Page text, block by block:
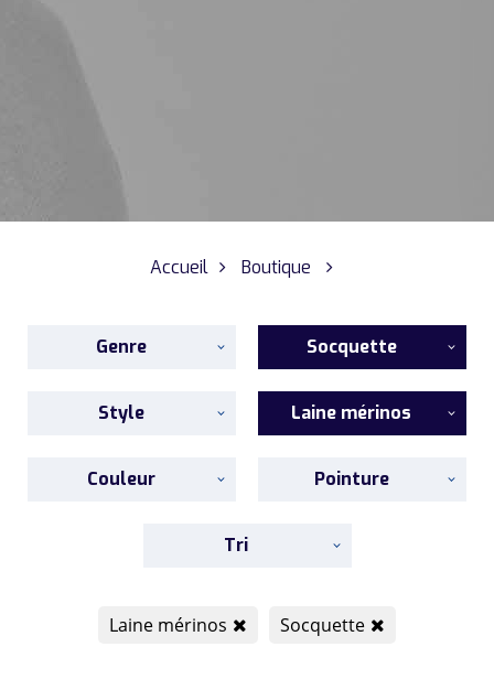
Accueil Boutique
Genre Socquette
Style Laine mérinos
Couleur Pointure
Tri
Laine mérinos Socquette